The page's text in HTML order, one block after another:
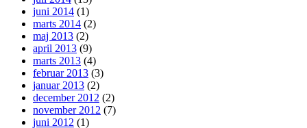
juni 2014 (1)
marts 2014 (2)
maj 2013 (2)
april 2013 (9)
marts 2013 (4)
februar 2013 (3)
januar 2013 (2)
december 2012 (2)
november 2012 (7)
juni 2012 (1)